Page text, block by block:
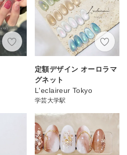
定額デザイン オーロラマ
グネット
L'eclaireur Tokyo
学芸大学駅